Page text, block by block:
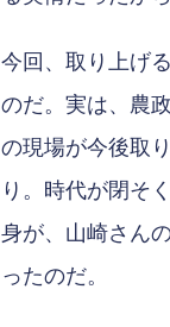
今回、取り上げ
のだ。実は、農
の現場が今後取
り。時代が閉そ
身が、山崎さん
ったのだ。